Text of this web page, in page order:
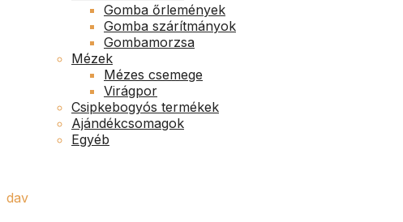
Gomba őrlemények
Gomba szárítmányok
Gombamorzsa
Mézek
Mézes csemege
Virágpor
Csipkebogyós termékek
Ajándékcsomagok
Egyéb
dav